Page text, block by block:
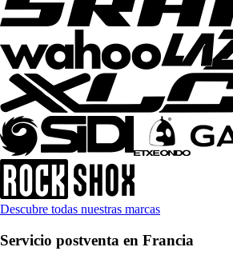
Descubre todas nuestras marcas
Servicio postventa en Francia